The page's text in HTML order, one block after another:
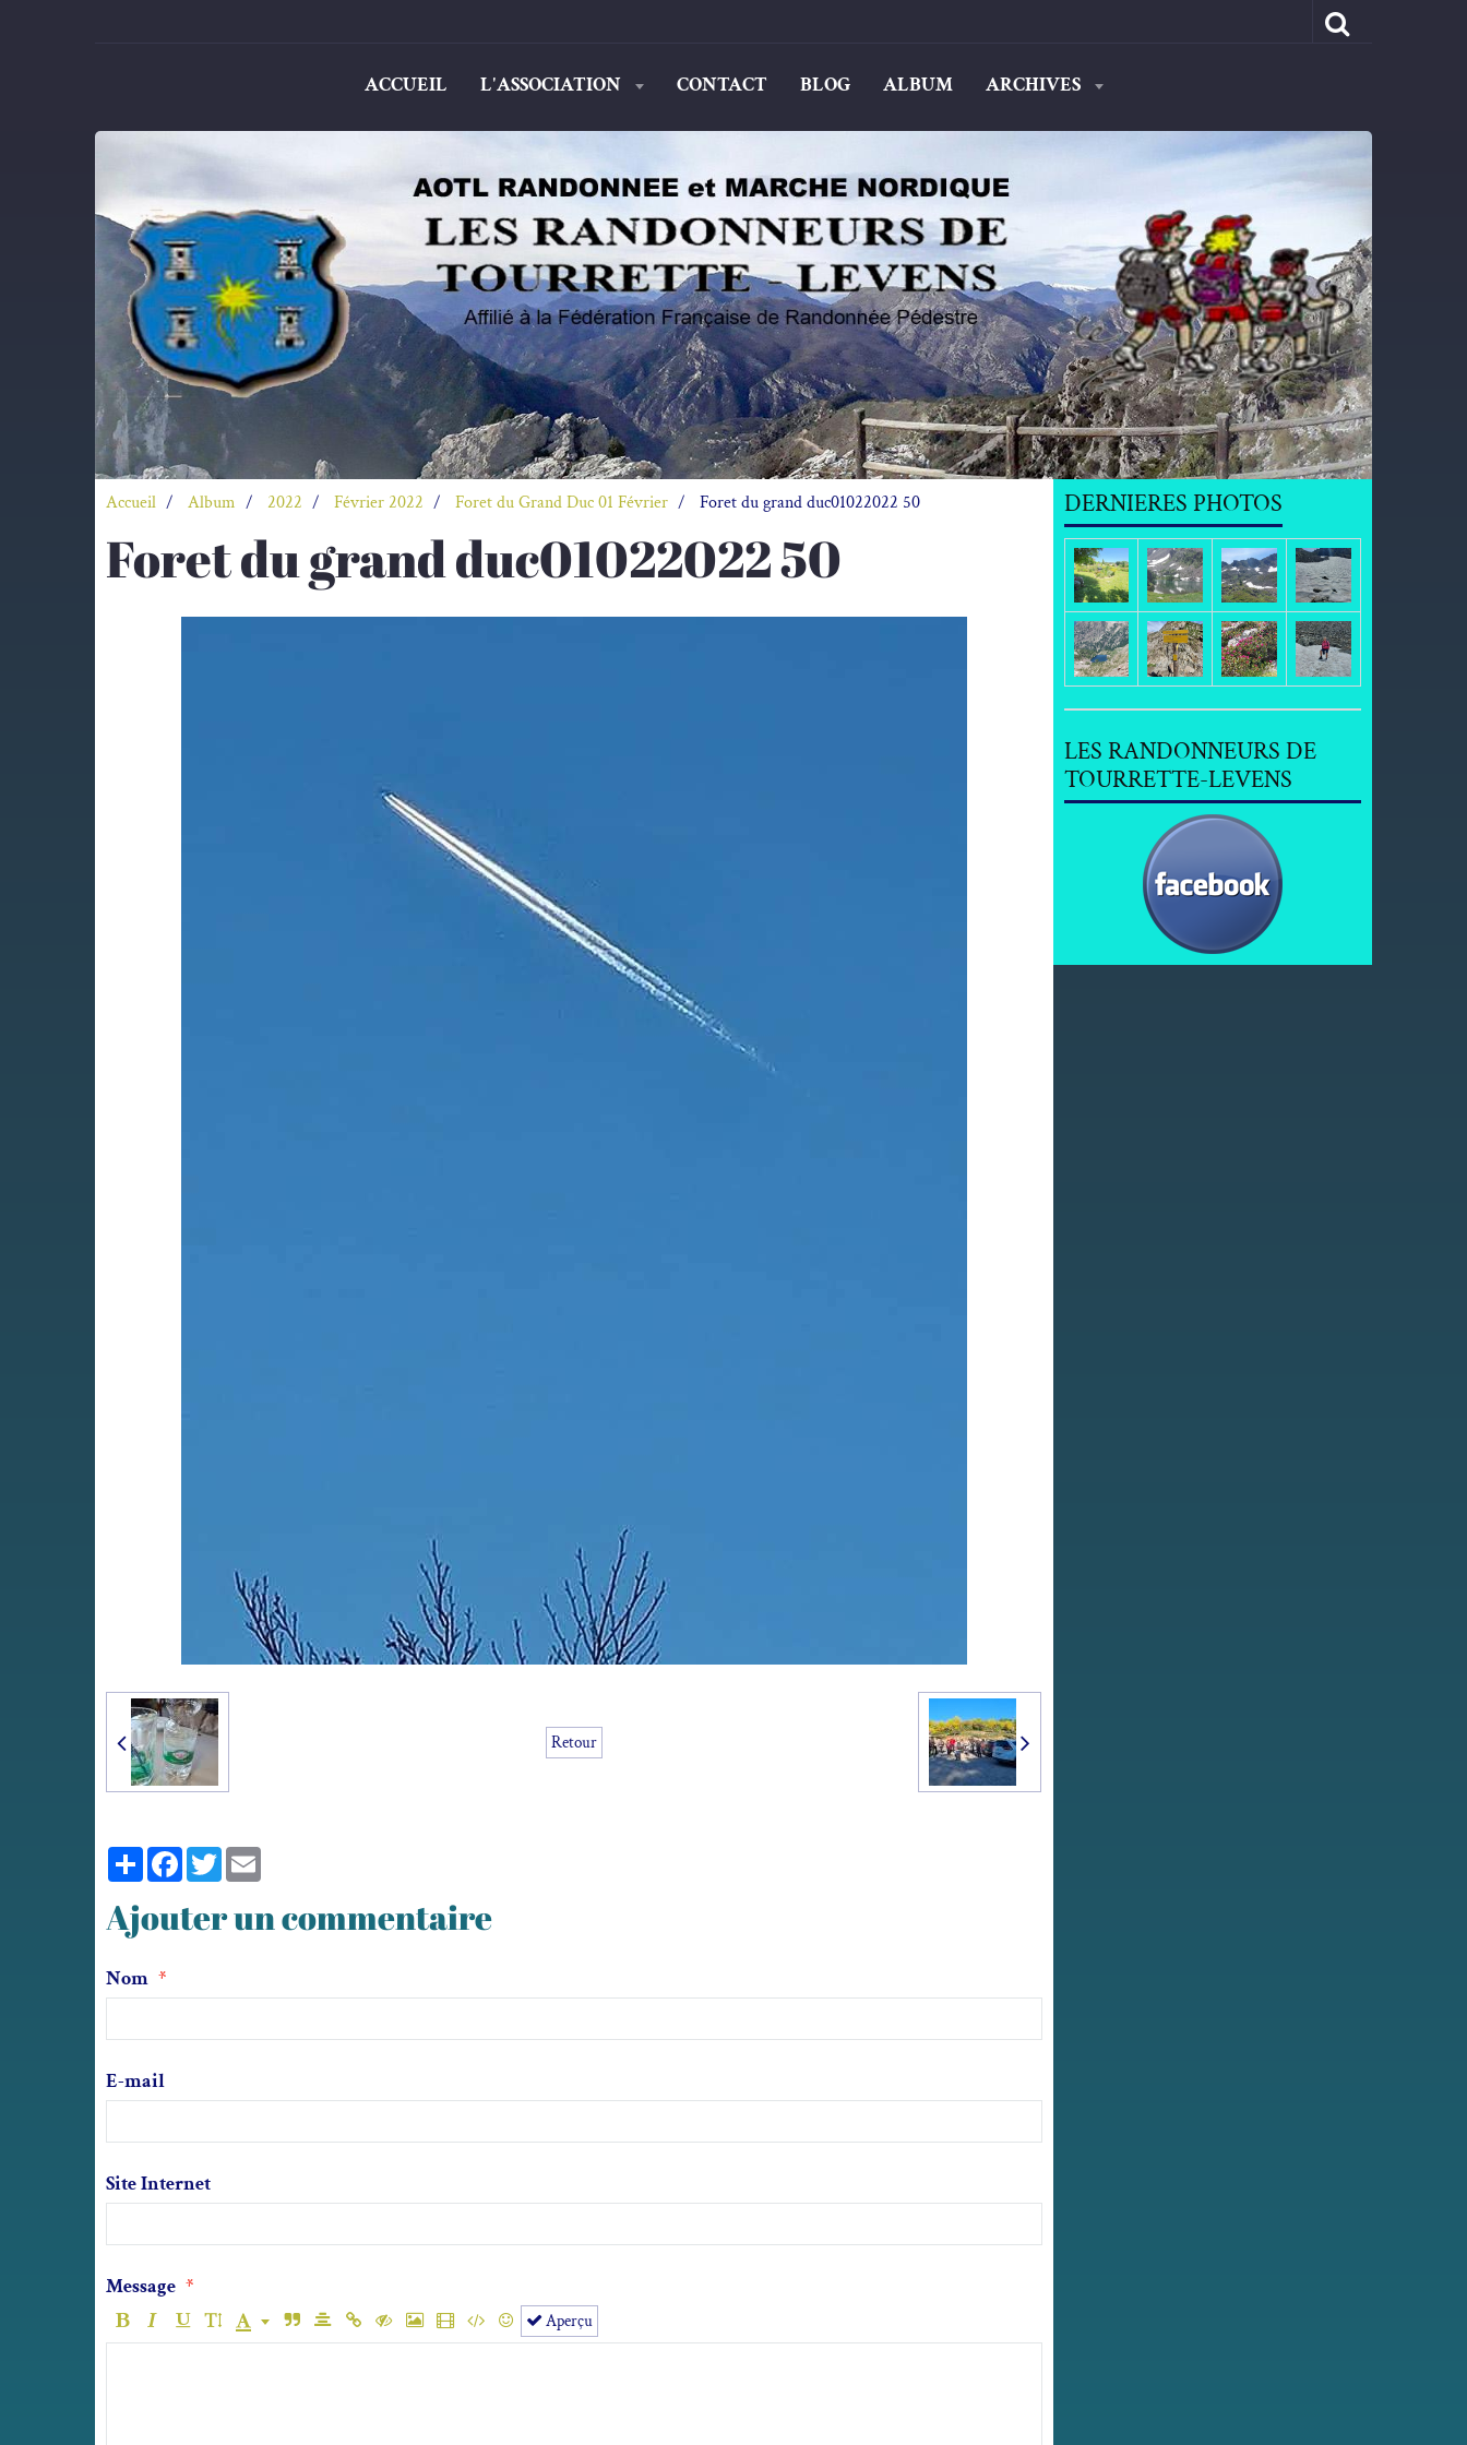
ACCUEIL L'ASSOCIATION CONTACT BLOG ALBUM ARCHIVES
Accueil Album 2022 Février 2022 Foret du Grand Duc 01 Février Foret du grand duc01022022 50
Foret du grand duc01022022 50
Retour
PartagerFacebook
Twitter
Ajouter un commentaire
Nom
E-mail
Site Internet
Message
Aperçu
DERNIERES PHOTOS
LES RANDONNEURS DE
TOURRETTE-LEVENS